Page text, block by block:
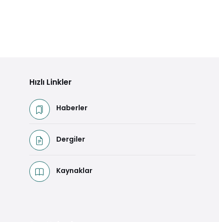
Hızlı Linkler
Haberler
Dergiler
Kaynaklar